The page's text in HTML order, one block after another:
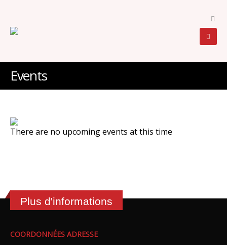
Events
There are no upcoming events at this time
Plus d'informations
COORDONNÉES ADRESSE